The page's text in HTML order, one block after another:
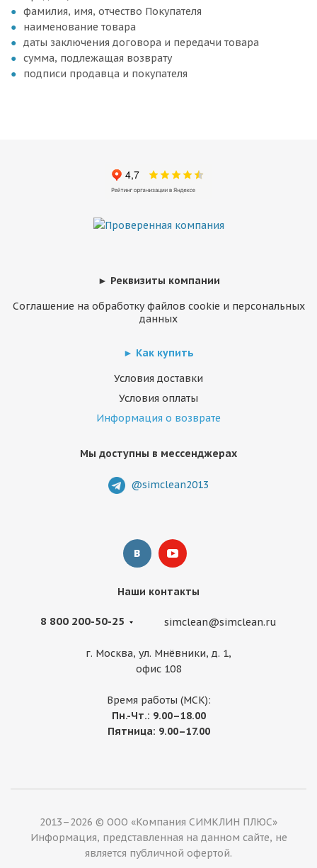
фамилия, имя, отчество Покупателя
наименование товара
даты заключения договора и передачи товара
сумма, подлежащая возврату
подписи продавца и покупателя
► Реквизиты компании
Соглашение на обработку файлов cookie и персональных
данных
► Как купить
Условия доставки
Условия оплаты
Информация о возврате
Мы доступны в мессенджерах
@simclean2013
Наши контакты
8 800 200-50-25 simclean@simclean.ru
г. Москва, ул. Мнёвники, д. 1,
офис 108
Время работы (МСК):
Пн.-Чт.: 9.00–18.00
Пятница: 9.00–17.00
2013–2026 © ООО «Компания СИМКЛИН ПЛЮС»
Информация, представленная на данном сайте, не
является публичной офертой.